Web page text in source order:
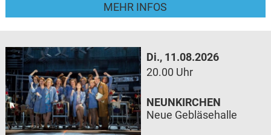
MEHR INFOS
Di., 11.08.2026
20.00 Uhr
NEUNKIRCHEN
Neue Gebläsehalle